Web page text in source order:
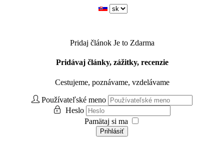
Pridaj článok Je to Zdarma
Pridávaj články, zážitky, recenzie
Cestujeme, poznávame, vzdelávame
Používateľské meno
Heslo
Pamätaj si ma
Prihlásiť